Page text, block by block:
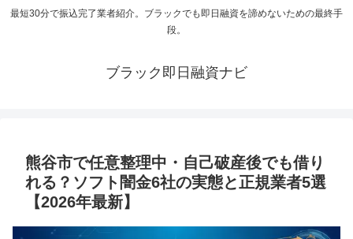
最短30分で振込完了業者紹介。ブラックでも即日融資を諦めないための最終手
段。
ブラック即日融資ナビ
熊谷市で任意整理中・自己破産後でも借り
れる？ソフト闇金6社の実態と正規業者5選
【2026年最新】